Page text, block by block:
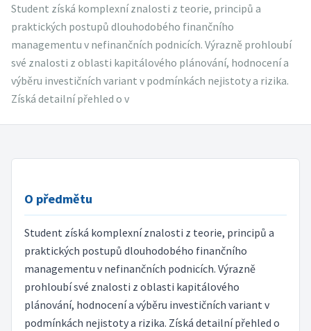
Student získá komplexní znalosti z teorie, principů a
praktických postupů dlouhodobého finančního
managementu v nefinančních podnicích. Výrazně prohloubí
své znalosti z oblasti kapitálového plánování, hodnocení a
výběru investičních variant v podmínkách nejistoty a rizika.
Získá detailní přehled o v
O předmětu
Student získá komplexní znalosti z teorie, principů a
praktických postupů dlouhodobého finančního
managementu v nefinančních podnicích. Výrazně
prohloubí své znalosti z oblasti kapitálového
plánování, hodnocení a výběru investičních variant v
podmínkách nejistoty a rizika. Získá detailní přehled o